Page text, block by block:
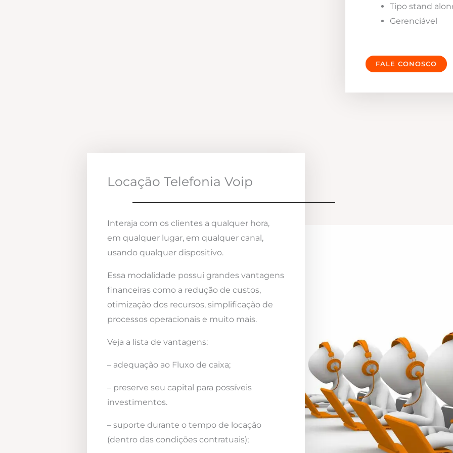
Tipo stand
Gerenciável
FALE CONOSCO
Locação Telefonia Voip
Interaja com os clientes a qualquer hora,
em qualquer lugar, em qualquer canal,
usando qualquer dispositivo.
Essa modalidade possui grandes vantagens
financeiras como a redução de custos,
otimização dos recursos, simplificação de
processos operacionais e muito mais.
Veja a lista de vantagens:
– adequação ao Fluxo de caixa;
– preserve seu capital para possíveis
investimentos.
– suporte durante o tempo de locação
(dentro das condições contratuais);